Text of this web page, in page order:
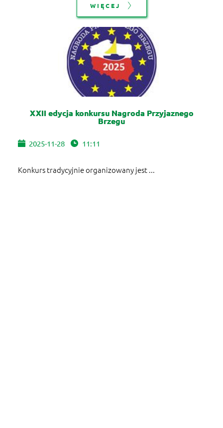
WIĘCEJ
XXII edycja konkursu Nagroda Przyjaznego
Brzegu
2025-11-28 11:11
Konkurs tradycyjnie organizowany jest ...